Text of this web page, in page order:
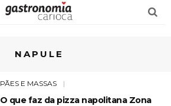
NAPULE
PÃES E MASSAS
O que faz da pizza napolitana Zona